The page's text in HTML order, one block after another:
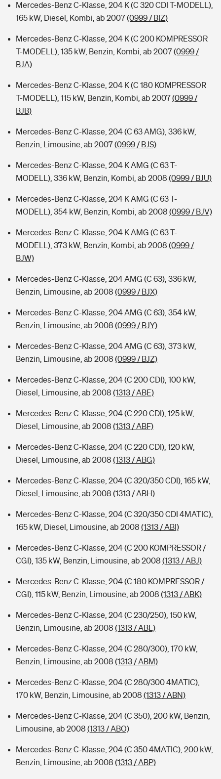
Mercedes-Benz C-Klasse, 204 K (C 320 CDI T-MODELL),
165 kW, Diesel, Kombi, ab 2007(0999 / BIZ)
Mercedes-Benz C-Klasse, 204 K (C 200 KOMPRESSOR
T-MODELL), 135 kW, Benzin, Kombi, ab 2007(0999 /
BJA)
Mercedes-Benz C-Klasse, 204 K (C 180 KOMPRESSOR
T-MODELL), 115 kW, Benzin, Kombi, ab 2007(0999 /
BJB)
Mercedes-Benz C-Klasse, 204 (C 63 AMG), 336 kW,
Benzin, Limousine, ab 2007(0999 / BJS)
Mercedes-Benz C-Klasse, 204 K AMG (C 63 T-
MODELL), 336 kW, Benzin, Kombi, ab 2008 (0999 / BJU)
Mercedes-Benz C-Klasse, 204 K AMG (C 63 T-
MODELL), 354 kW, Benzin, Kombi, ab 2008 (0999 / BJV)
Mercedes-Benz C-Klasse, 204 K AMG (C 63 T-
MODELL), 373 kW, Benzin, Kombi, ab 2008 (0999 /
BJW)
Mercedes-Benz C-Klasse, 204 AMG (C 63), 336 kW,
Benzin, Limousine, ab 2008 (0999 / BJX)
Mercedes-Benz C-Klasse, 204 AMG (C 63), 354 kW,
Benzin, Limousine, ab 2008 (0999 / BJY)
Mercedes-Benz C-Klasse, 204 AMG (C 63), 373 kW,
Benzin, Limousine, ab 2008 (0999 / BJZ)
Mercedes-Benz C-Klasse, 204 (C 200 CDI), 100 kW,
Diesel, Limousine, ab 2008 (1313 / ABE)
Mercedes-Benz C-Klasse, 204 (C 220 CDI), 125 kW,
Diesel, Limousine, ab 2008 (1313 / ABF)
Mercedes-Benz C-Klasse, 204 (C 220 CDI), 120 kW,
Diesel, Limousine, ab 2008 (1313 / ABG)
Mercedes-Benz C-Klasse, 204 (C 320/350 CDI), 165 kW,
Diesel, Limousine, ab 2008 (1313 / ABH)
Mercedes-Benz C-Klasse, 204 (C 320/350 CDI 4MATIC),
165 kW, Diesel, Limousine, ab 2008 (1313 / ABI)
Mercedes-Benz C-Klasse, 204 (C 200 KOMPRESSOR /
CGI), 135 kW, Benzin, Limousine, ab 2008 (1313 / ABJ)
Mercedes-Benz C-Klasse, 204 (C 180 KOMPRESSOR /
CGI), 115 kW, Benzin, Limousine, ab 2008 (1313 / ABK)
Mercedes-Benz C-Klasse, 204 (C 230/250), 150 kW,
Benzin, Limousine, ab 2008 (1313 / ABL)
Mercedes-Benz C-Klasse, 204 (C 280/300), 170 kW,
Benzin, Limousine, ab 2008 (1313 / ABM)
Mercedes-Benz C-Klasse, 204 (C 280/300 4MATIC),
170 kW, Benzin, Limousine, ab 2008 (1313 / ABN)
Mercedes-Benz C-Klasse, 204 (C 350), 200 kW, Benzin,
Limousine, ab 2008 (1313 / ABO)
Mercedes-Benz C-Klasse, 204 (C 350 4MATIC), 200 kW,
Benzin, Limousine, ab 2008 (1313 / ABP)